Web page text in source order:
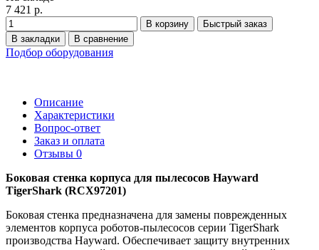
7 421 р.
В корзину
Быстрый заказ
В закладки
В сравнение
Подбор оборудования
Описание
Характеристики
Вопрос-ответ
Заказ и оплата
Отзывы 0
Боковая стенка корпуса для пылесосов Hayward
TigerShark (RCX97201)
Боковая стенка предназначена для замены поврежденных
элементов корпуса роботов-пылесосов серии TigerShark
производства Hayward. Обеспечивает защиту внутренних